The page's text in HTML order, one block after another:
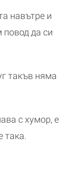
навътре и
да си
такъв няма
с хумор, е
така.